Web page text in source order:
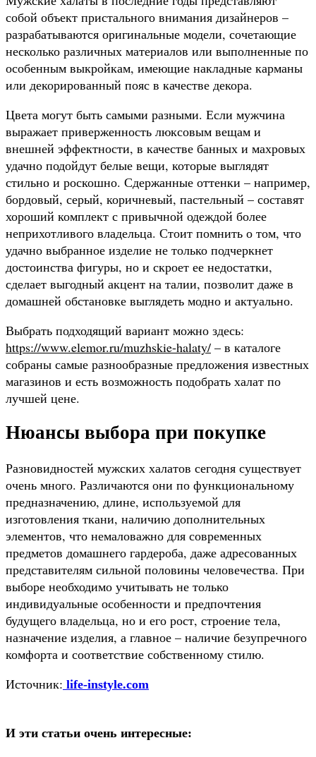
собой объект пристального внимания дизайнеров –
разрабатываются оригинальные модели, сочетающие
несколько различных материалов или выполненные по
особенным выкройкам, имеющие накладные карманы
или декорированный пояс в качестве декора.
Цвета могут быть самыми разными. Если мужчина
выражает приверженность люксовым вещам и
внешней эффектности, в качестве банных и махровых
удачно подойдут белые вещи, которые выглядят
стильно и роскошно. Сдержанные оттенки – например,
бордовый, серый, коричневый, пастельный – составят
хороший комплект с привычной одеждой более
неприхотливого владельца. Стоит помнить о том, что
удачно выбранное изделие не только подчеркнет
достоинства фигуры, но и скроет ее недостатки,
сделает выгодный акцент на талии, позволит даже в
домашней обстановке выглядеть модно и актуально.
Выбрать подходящий вариант можно здесь:
https://www.elemor.ru/muzhskie-halaty/ – в каталоге
собраны самые разнообразные предложения известных
магазинов и есть возможность подобрать халат по
лучшей цене.
Нюансы выбора при покупке
Разновидностей мужских халатов сегодня существует
очень много. Различаются они по функциональному
предназначению, длине, используемой для
изготовления ткани, наличию дополнительных
элементов, что немаловажно для современных
предметов домашнего гардероба, даже адресованных
представителям сильной половины человечества. При
выборе необходимо учитывать не только
индивидуальные особенности и предпочтения
будущего владельца, но и его рост, строение тела,
назначение изделия, а главное – наличие безупречного
комфорта и соответствие собственному стилю.
Источник: life-instyle.com
И эти статьи очень интересные: